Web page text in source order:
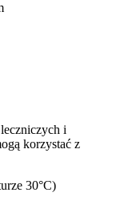
i
korzystać z
30°C)